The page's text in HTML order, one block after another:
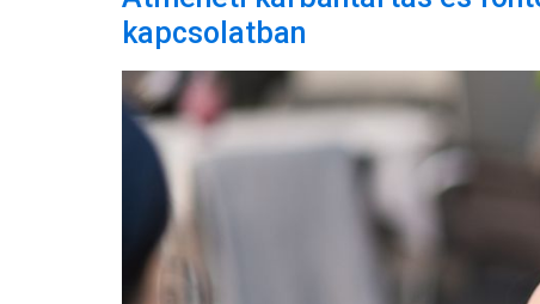
kapcsolatban